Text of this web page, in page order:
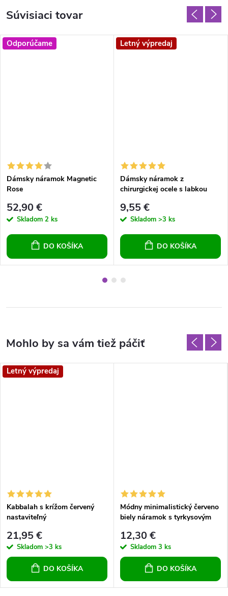
Súvisiaci tovar
Odporúčame
Dámsky náramok Magnetic
Rose
52,90 €
Skladom 2 ks
DO KOŠÍKA
Letný výpredaj
Dámsky náramok z
chirurgickej ocele s labkou
9,55 €
Skladom >3 ks
DO KOŠÍKA
Letný výpredaj
Kabbalah s krížom červený
nastaviteľný
21,95 €
Skladom >3 ks
DO KOŠÍKA
Módny minimalistický červeno
biely náramok s tyrkysovým
12,30 €
Skladom 3 ks
DO KOŠÍKA